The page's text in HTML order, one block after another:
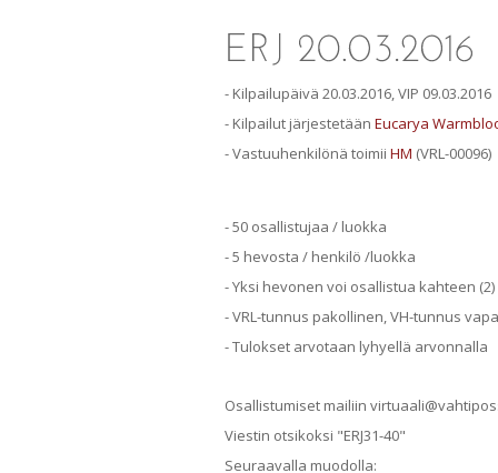
- Kilpailupäivä 20.03.2016, VIP 09.03.2016
- Kilpailut järjestetään Eucarya
- Vastuuhenkilönä toimii HM (VRL-00096)
- 50 osallistujaa / luokka
- 5 hevosta / henkilö /luokka
- Yksi hevonen voi osallistua kahteen
- VRL-tunnus pakollinen, VH-tunnus
- Tulokset arvotaan lyhyellä arvonnalla
Osallistumiset mailiin
Viestin otsikoksi "ERJ31-40"
Seuraavalla muodolla: